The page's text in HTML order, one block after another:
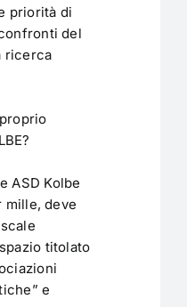
priorità di
del
ricerca
ASD Kolbe
mille, deve
titolato
e